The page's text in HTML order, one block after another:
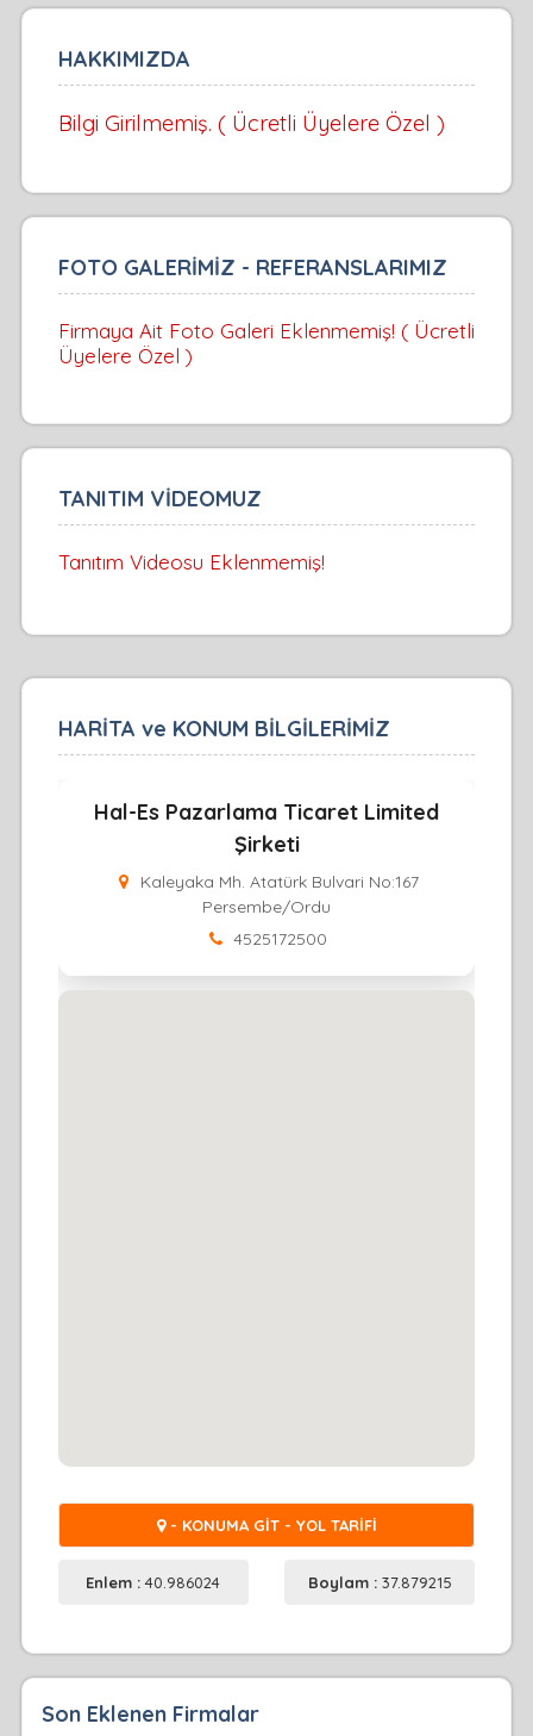
HAKKIMIZDA
Bilgi Girilmemiş. ( Ücretli Üyelere Özel )
FOTO GALERİMİZ - REFERANSLARIMIZ
Firmaya Ait Foto Galeri Eklenmemiş! ( Ücretli
Üyelere Özel )
TANITIM VİDEOMUZ
Tanıtım Videosu Eklenmemiş!
HARİTA ve KONUM BİLGİLERİMİZ
Hal-Es Pazarlama Ticaret Limited
Şirketi
Kaleyaka Mh. Atatürk Bulvari No:167
Persembe/Ordu
4525172500
- KONUMA GİT - YOL TARİFİ
Enlem :40.986024 Boylam : 37.879215
Son Eklenen Firmalar